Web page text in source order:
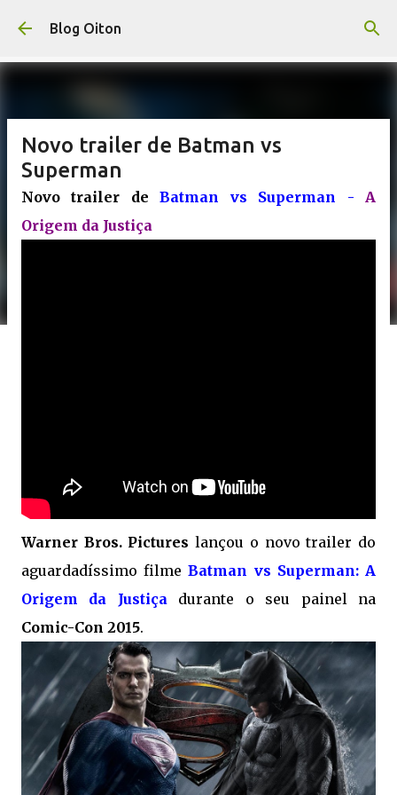
Pular para o conteúdo principal
Blog Oiton
Novo trailer de Batman vs
Superman
Novo trailer de Batman vs Superman - A
Origem da Justiça
Warner Bros. Pictures lançou o novo trailer do
aguardadíssimo filmeBatman vs Superman: A
Origem da Justiçadurante o seu painel na
Comic-Con 2015.